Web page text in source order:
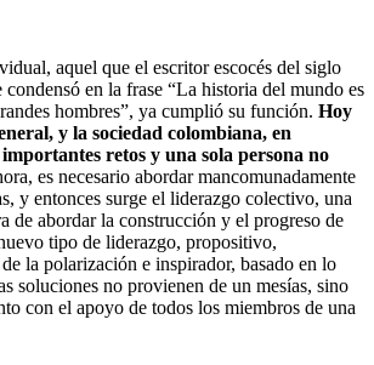
aquel que el escritor escocés del siglo
en la frase “La historia del mundo es
hombres”, ya cumplió su función. Hoy
y la sociedad colombiana, en
retos y una sola persona no
es necesario abordar mancomunadamente
y entonces surge el liderazgo colectivo, una
de abordar la construcción y el progreso de
tipo de liderazgo, propositivo,
la polarización e inspirador, basado en lo
soluciones no provienen de un mesías, sino
con el apoyo de todos los miembros de una